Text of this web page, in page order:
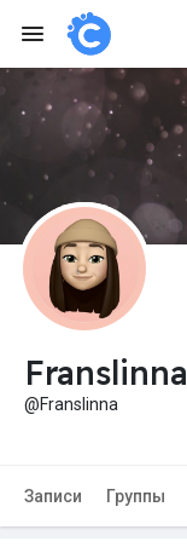
Franslinna
@Franslinna
Записи Группы